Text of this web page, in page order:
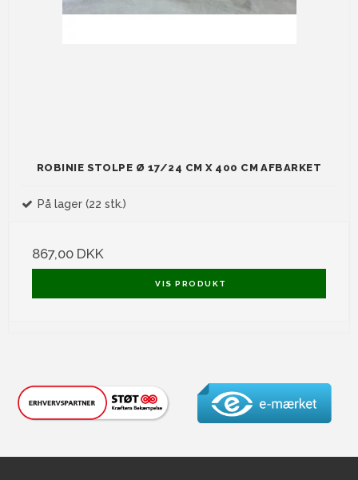
ROBINIE STOLPE Ø 17/24 CM X 400 CM AFBARKET
På lager (22 stk.)
867,00 DKK
VIS PRODUKT